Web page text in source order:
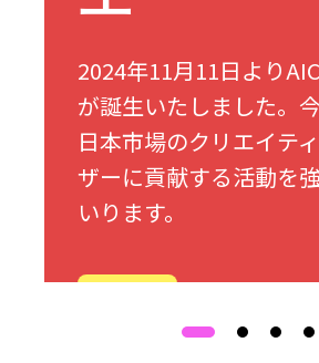
2024年11月11日より
が誕生いたしました。
日本市場のクリエイテ
ザーに貢献する活動を
いります。